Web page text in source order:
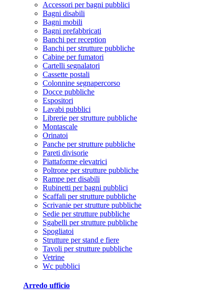
Accessori per bagni pubblici
Bagni disabili
Bagni mobili
Bagni prefabbricati
Banchi per reception
Banchi per strutture pubbliche
Cabine per fumatori
Cartelli segnalatori
Cassette postali
Colonnine segnapercorso
Docce pubbliche
Espositori
Lavabi pubblici
Librerie per strutture pubbliche
Montascale
Orinatoi
Panche per strutture pubbliche
Pareti divisorie
Piattaforme elevatrici
Poltrone per strutture pubbliche
Rampe per disabili
Rubinetti per bagni pubblici
Scaffali per strutture pubbliche
Scrivanie per strutture pubbliche
Sedie per strutture pubbliche
Sgabelli per strutture pubbliche
Spogliatoi
Strutture per stand e fiere
Tavoli per strutture pubbliche
Vetrine
Wc pubblici
Arredo ufficio